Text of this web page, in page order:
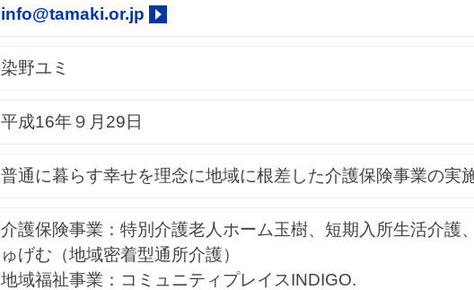
info@tamaki.or.jp
染野ユミ
平成16年９月29日
普通に暮らす幸せを理念に地域に根差した介護保険事業の実
介護保険事業：特別介護老人ホーム玉樹、短期入所生活介護
ゅげむ（地域密着型通所介護）
地域福祉事業：コミュニティプレイスINDIGO.